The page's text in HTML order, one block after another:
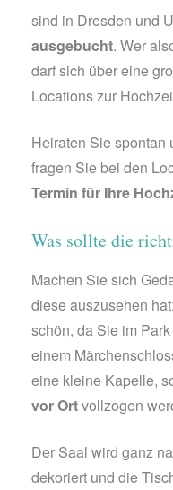
sind in Dresden und
ausgebucht. Wer
darf sich über eine
Locations zur
Heiraten Sie spontan
fragen Sie bei den
Termin für Ihre
Was sollte die
Machen Sie sich
diese auszusehen
schön, da Sie im
einem
eine kleine Kapelle,
vor Ortvollzogen
Der Saal wird ganz
dekoriert und die